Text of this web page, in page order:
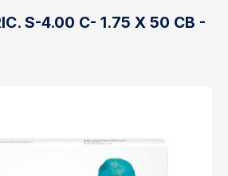
S-4.00 C- 1.75 X 50 CB -